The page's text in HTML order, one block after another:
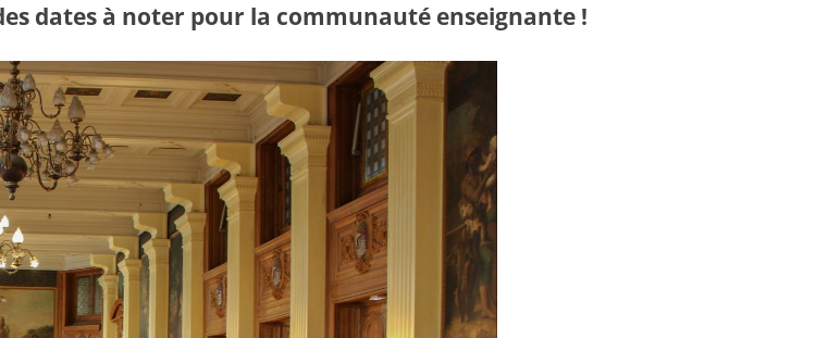
dates à noter pour la communauté enseignante !